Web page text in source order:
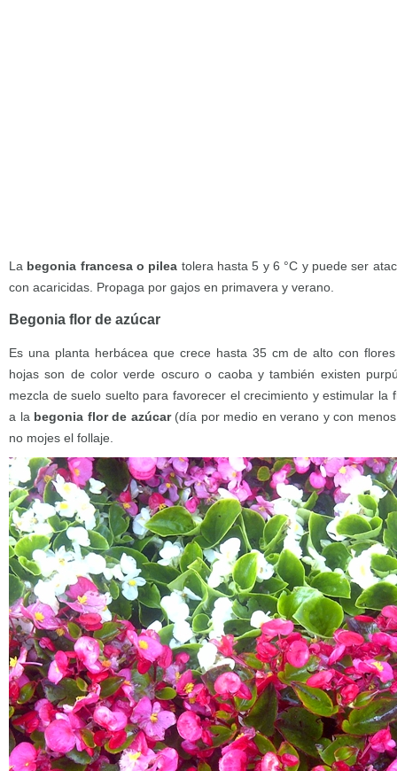
La begonia francesa o pilea tolera hasta 5 y 6 °C y puede ser
con acaricidas. Propaga por gajos en primavera y verano.
Begonia flor de azúcar
Es una planta herbácea que crece hasta 35 cm de alto con
hojas son de color verde oscuro o caoba y también existen
mezcla de suelo suelto para favorecer el crecimiento y estimular la
a la begonia flor de azúcar(día por medio en verano y con
no mojes el follaje.